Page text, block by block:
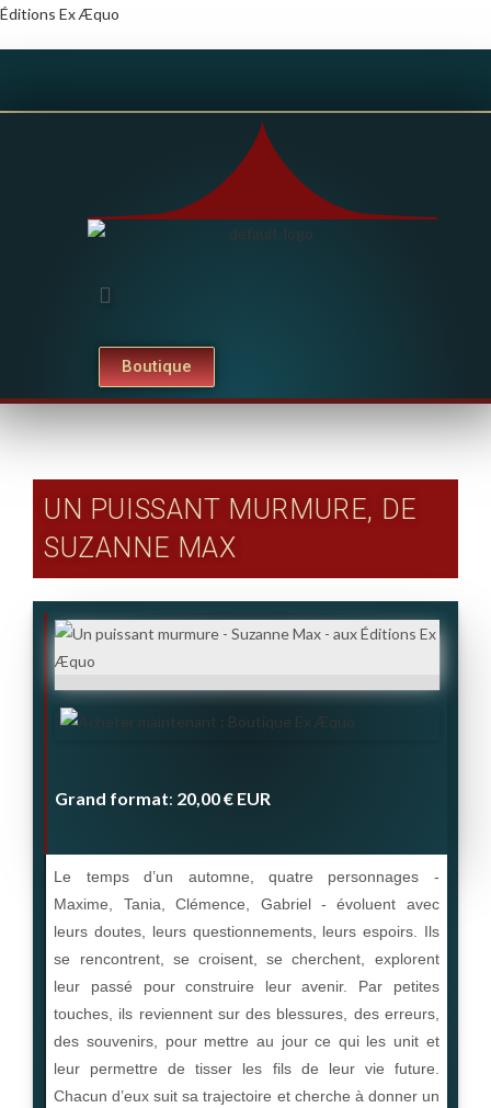
Éditions Ex Æquo
Boutique
UN PUISSANT MURMURE, DE
SUZANNE MAX
Grand format: 20,00 € EUR
Le temps d’un automne, quatre personnages -
Maxime, Tania, Clémence, Gabriel - évoluent avec
leurs doutes, leurs questionnements, leurs espoirs. Ils
se rencontrent, se croisent, se cherchent, explorent
leur passé pour construire leur avenir. Par petites
touches, ils reviennent sur des blessures, des erreurs,
des souvenirs, pour mettre au jour ce qui les unit et
leur permettre de tisser les fils de leur vie future.
Chacun d’eux suit sa trajectoire et cherche à donner un